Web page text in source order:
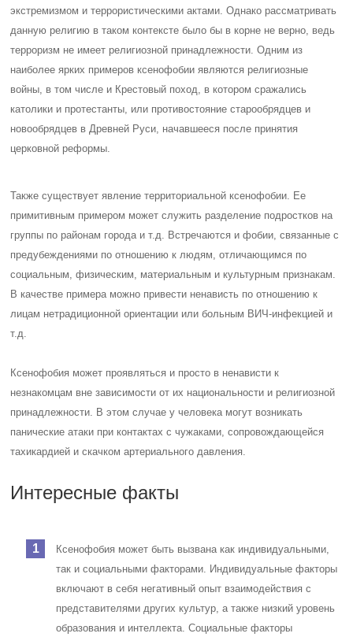
экстремизмом и террористическими актами. Однако рассматривать
данную религию в таком контексте было бы в корне не верно, ведь
терроризм не имеет религиозной принадлежности. Одним из
наиболее ярких примеров ксенофобии являются религиозные
войны, в том числе и Крестовый поход, в котором сражались
католики и протестанты, или противостояние старообрядцев и
новообрядцев в Древней Руси, начавшееся после принятия
церковной реформы.
Также существует явление территориальной ксенофобии. Ее
примитивным примером может служить разделение подростков на
группы по районам города и т.д. Встречаются и фобии, связанные с
предубеждениями по отношению к людям, отличающимся по
социальным, физическим, материальным и культурным признакам.
В качестве примера можно привести ненависть по отношению к
лицам нетрадиционной ориентации или больным ВИЧ-инфекцией и
т.д.
Ксенофобия может проявляться и просто в ненависти к
незнакомцам вне зависимости от их национальности и религиозной
принадлежности. В этом случае у человека могут возникать
панические атаки при контактах с чужаками, сопровождающейся
тахикардией и скачком артериального давления.
Интересные факты
Ксенофобия может быть вызвана как индивидуальными,
так и социальными факторами. Индивидуальные факторы
включают в себя негативный опыт взаимодействия с
представителями других культур, а также низкий уровень
образования и интеллекта. Социальные факторы